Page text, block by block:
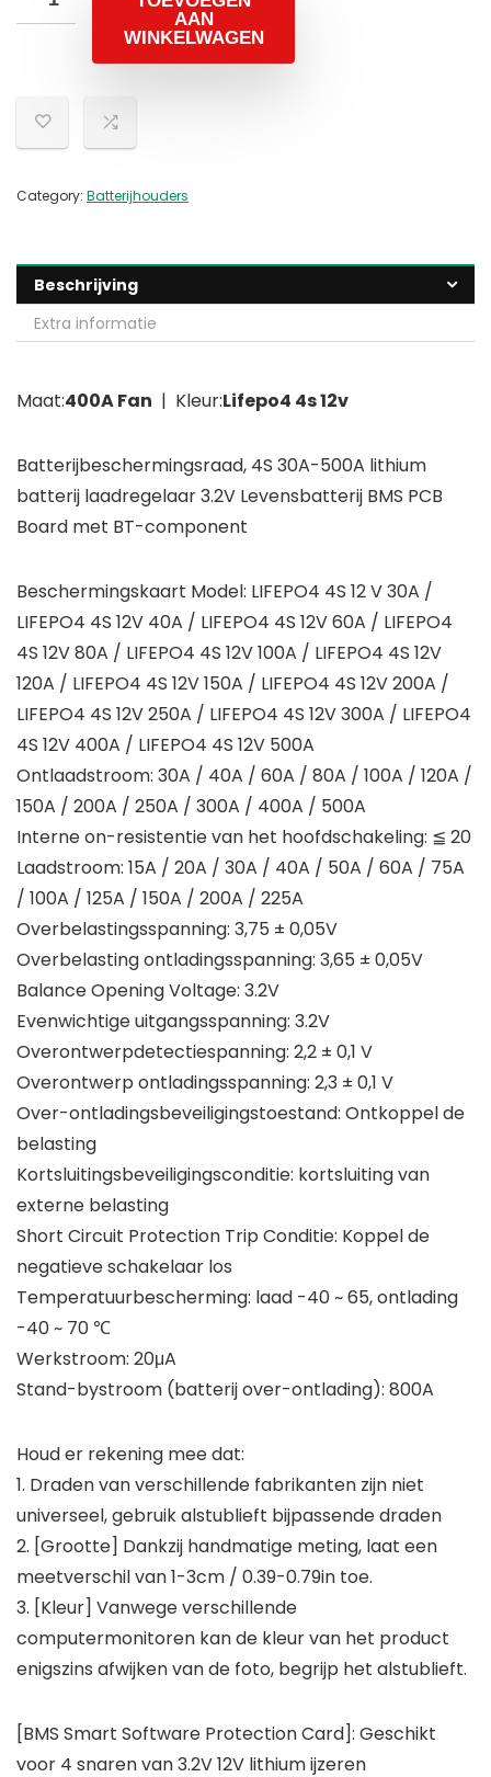
AAN
WINKELWAGEN
Category: Batterijhouders
Beschrijving
Extra informatie
Maat:400A Fan | Kleur:Lifepo4 4s 12v
Batterijbeschermingsraad, 4S 30A-500A lithium
batterij laadregelaar 3.2V Levensbatterij BMS PCB
Board met BT-component
Beschermingskaart Model: LIFEPO4 4S 12 V 30A /
LIFEPO4 4S 12V 40A / LIFEPO4 4S 12V 60A / LIFEPO4
4S 12V 80A / LIFEPO4 4S 12V 100A / LIFEPO4 4S 12V
120A / LIFEPO4 4S 12V 150A / LIFEPO4 4S 12V 200A /
LIFEPO4 4S 12V 250A / LIFEPO4 4S 12V 300A / LIFEPO4
4S 12V 400A / LIFEPO4 4S 12V 500A
Ontlaadstroom: 30A / 40A / 60A / 80A / 100A / 120A /
150A / 200A / 250A / 300A / 400A / 500A
Interne on-resistentie van het hoofdschakeling: ≦ 20
Laadstroom: 15A / 20A / 30A / 40A / 50A / 60A / 75A
/ 100A / 125A / 150A / 200A / 225A
Overbelastingsspanning: 3,75 ± 0,05V
Overbelasting ontladingsspanning: 3,65 ± 0,05V
Balance Opening Voltage: 3.2V
Evenwichtige uitgangsspanning: 3.2V
Overontwerpdetectiespanning: 2,2 ± 0,1 V
Overontwerp ontladingsspanning: 2,3 ± 0,1 V
Over-ontladingsbeveiligingstoestand: Ontkoppel de
belasting
Kortsluitingsbeveiligingsconditie: kortsluiting van
externe belasting
Short Circuit Protection Trip Conditie: Koppel de
negatieve schakelaar los
Temperatuurbescherming: laad -40 ~ 65, ontlading
-40 ~ 70 ℃
Werkstroom: 20μA
Stand-bystroom (batterij over-ontlading): 800A
Houd er rekening mee dat:
1. Draden van verschillende fabrikanten zijn niet
universeel, gebruik alstublieft bijpassende draden
2. [Grootte] Dankzij handmatige meting, laat een
meetverschil van 1-3cm / 0.39-0.79in toe.
3. [Kleur] Vanwege verschillende
computermonitoren kan de kleur van het product
enigszins afwijken van de foto, begrijp het alstublieft.
[BMS Smart Software Protection Card]: Geschikt
voor 4 snaren van 3.2V 12V lithium ijzeren